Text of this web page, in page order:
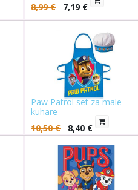
8,99€ 7,19 €
Paw Patrol set za male
kuhare
10,50€ 8,40 €